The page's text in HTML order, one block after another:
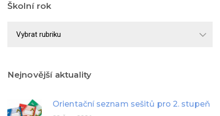
Školní rok
rok
Nejnovější aktuality
Orientační seznam sešitů pro 2. stupeň